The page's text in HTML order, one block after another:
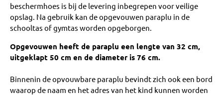
beschermhoes is bij de levering inbegrepen voor veilige
opslag. Na gebruik kan de opgevouwen paraplu in de
schooltas of gymtas worden opgeborgen.
Opgevouwen heeft de paraplu een lengte van 32 cm,
uitgeklapt 50 cm en de diameter is 76 cm.
Binnenin de opvouwbare paraplu bevindt zich ook een bord
waarop de naam en het adres van het kind kunnen worden